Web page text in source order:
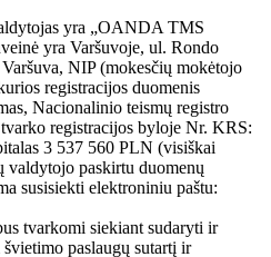
yra „OANDA TMS
yra Varšuvoje, ul. Rondo
NIP (mokesčių mokėtojo
registracijos duomenis
Nacionalinio teismų registro
registracijos byloje Nr. KRS:
3 537 560 PLN (visiškai
valdytojo paskirtu duomenų
susisiekti elektroniniu paštu:
tvarkomi siekiant sudaryti ir
paslaugų sutartį ir